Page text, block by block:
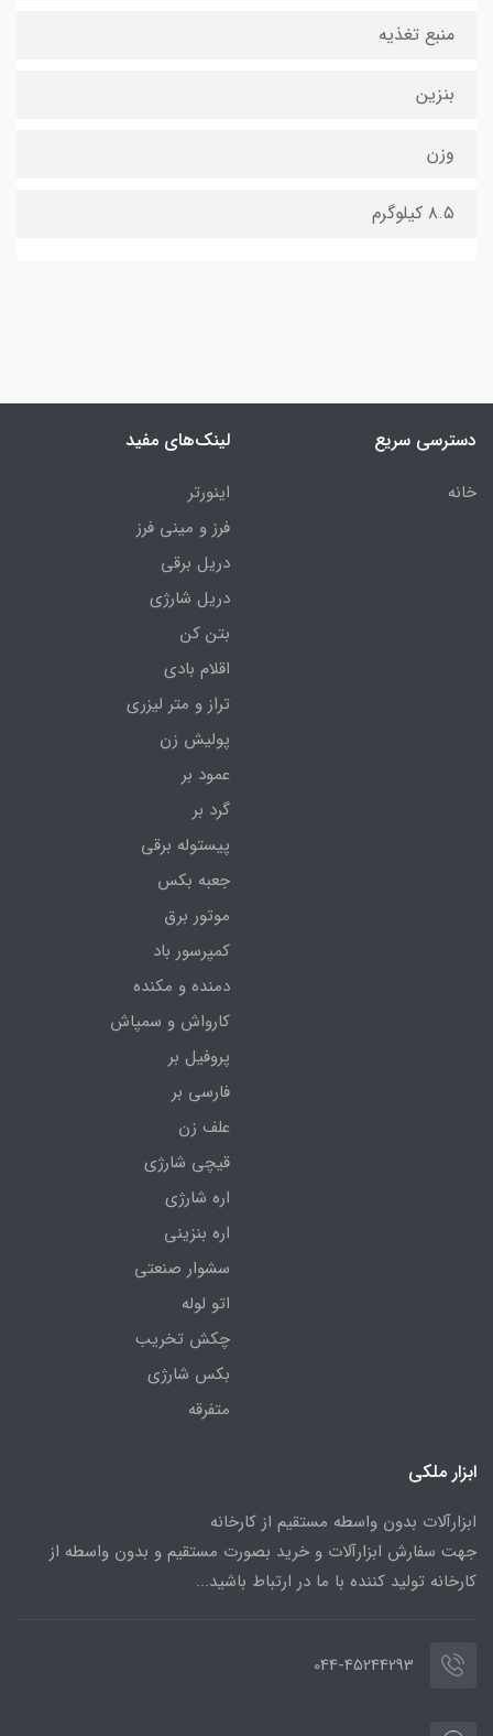
منبع تغذیه
بنزین
وزن
۸.۵ کیلوگرم
دسترسی سریع
خانه
لینک‌های مفید
اینورتر
فرز و مینی فرز
دریل برقی
دریل شارژی
بتن کن
اقلام بادی
تراز و متر لیزری
پولیش زن
عمود بر
گرد بر
پیستوله برقی
جعبه بکس
موتور برق
کمپرسور باد
دمنده و مکنده
کارواش و سمپاش
پروفیل بر
فارسی بر
علف زن
قیچی شارژی
اره شارژی
اره بنزینی
سشوار صنعتی
اتو لوله
چکش تخریب
بکس شارژی
متفرقه
ابزار ملکی
ابزارآلات بدون واسطه مستقیم از کارخانه
جهت سفارش ابزارآلات و خرید بصورت مستقیم و بدون واسطه از
کارخانه تولید کننده با ما در ارتباط باشید...
044-45244293